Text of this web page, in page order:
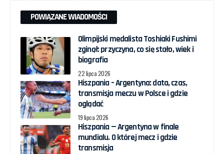
POWIĄZANE WIADOMOŚCI
Olimpijski medalista Toshiaki Fushimi
zginął: przyczyna, co się stało, wiek i
biografia
22 lipca 2026
Hiszpania – Argentyna: data, czas,
transmisja meczu w Polsce i gdzie
oglądać
19 lipca 2026
Hiszpania — Argentyna w finale
mundialu. O której mecz i gdzie
transmisja